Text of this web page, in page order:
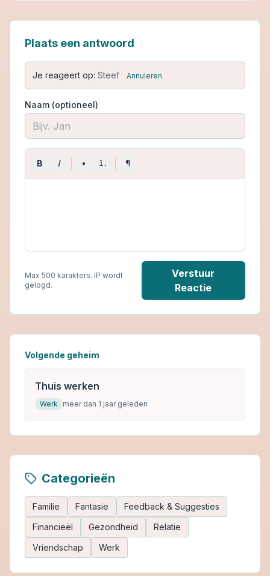
Plaats een antwoord
Je reageert op: Steef Annuleren
Naam (optioneel)
B I • 1. ¶
Max 500 karakters. IP wordt
gelogd.
Verstuur
Reactie
Volgende geheim
Thuis werken
Werk meer dan 1 jaar geleden
Categorieën
Familie Fantasie
Feedback & Suggesties
Financieël
Gezondheid
Relatie
Vriendschap
Werk